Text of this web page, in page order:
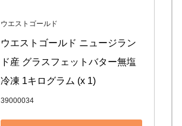
ウエストゴールド
ウエストゴールド ニュージラン
ド産 グラスフェットバター無塩
冷凍 1キログラム (x 1)
39000034